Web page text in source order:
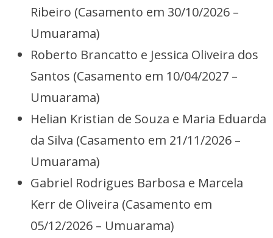
Ribeiro (Casamento em 30/10/2026 –
Umuarama)
Roberto Brancatto e Jessica Oliveira dos
Santos (Casamento em 10/04/2027 –
Umuarama)
Helian Kristian de Souza e Maria Eduarda
da Silva (Casamento em 21/11/2026 –
Umuarama)
Gabriel Rodrigues Barbosa e Marcela
Kerr de Oliveira (Casamento em
05/12/2026 – Umuarama)